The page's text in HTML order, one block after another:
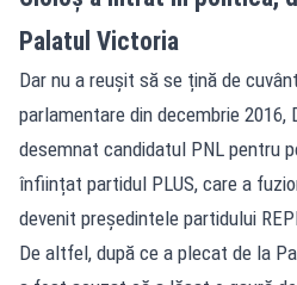
Palatul Victoria
Dar nu a reușit să se țină de
parlamentare din decembrie 2016,
desemnat candidatul PNL pentru
înființat partidul PLUS, care a
devenit președintele partidului
De altfel, după ce a plecat de la